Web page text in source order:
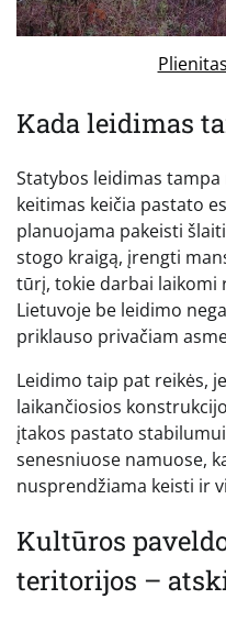
Kada leidimas
Statybos leidimas
keitimas keičia pastato
planuojama pakeisti
stogo kraigą, įrengti
tūrį, tokie darbai laikomi
Lietuvoje be leidimo
priklauso privačiam
Leidimo taip pat reikės,
laikančiosios
įtakos pastato
senesniuose namuose,
nusprendžiama keisti ir
Kultūros
teritorijos –